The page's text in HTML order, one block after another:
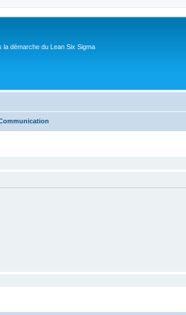
la démarche du Lean Six Sigma